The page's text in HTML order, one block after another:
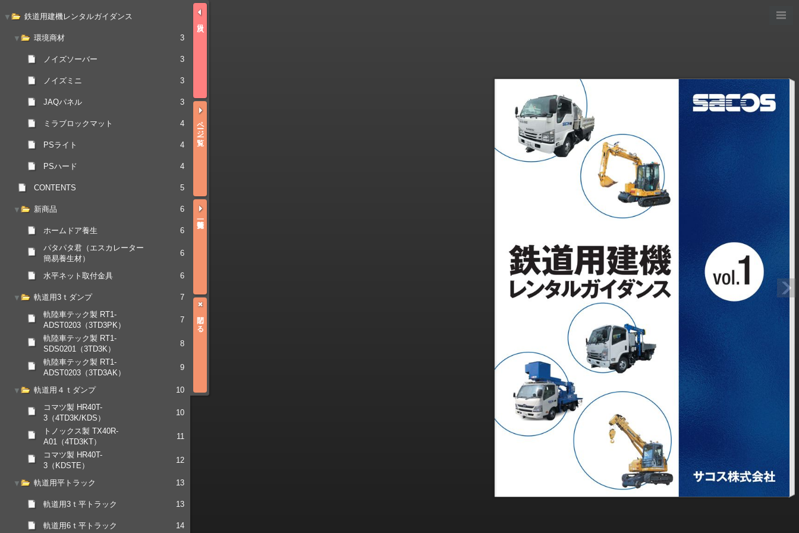
ページ一覧
閉じる
鉄道用建機レンタルガイダンス
環境商材 3
ノイズソーバー 3
ノイズミニ 3
JAQパネル 3
ミラブロックマット 4
PSライト 4
PSハード 4
CONTENTS 5
新商品 6
ホームドア養生
6
パタパタ君（エスカレーター
簡易養生材）
6
水平ネット取付金具 6
軌道用3ｔダンプ
7
軌陸車テック製 RT1-
ADST0203（3TD3PK）
7
軌陸車テック製 RT1-
SDS0201（3TD3K）
8
軌陸車テック製 RT1-
ADST0203（3TD3AK）
9
軌道用４ｔダンプ
10
コマツ製 HR40T-
3（4TD3K/KDS）
10
トノックス製 TX40R-
A01（4TD3KT）
11
コマツ製 HR40T-
3（KDSTE）
12
軌道用平トラック 13
軌道用3ｔ平トラック 13
軌道用6ｔ平トラック 14